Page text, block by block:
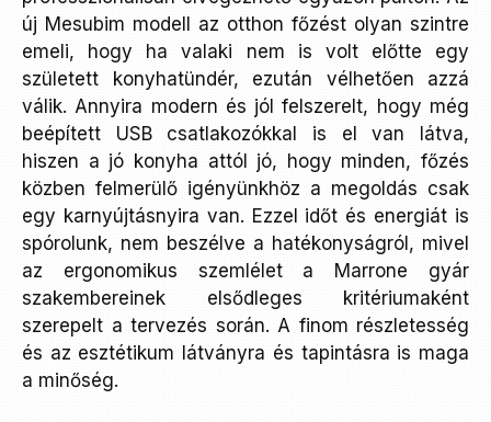
új Mesubim modell az otthon főzést olyan szintre
emeli, hogy ha valaki nem is volt előtte egy
született konyhatündér, ezután vélhetően azzá
válik. Annyira modern és jól felszerelt, hogy még
beépített USB csatlakozókkal is el van látva,
hiszen a jó konyha attól jó, hogy minden, főzés
közben felmerülő igényünkhöz a megoldás csak
egy karnyújtásnyira van. Ezzel időt és energiát is
spórolunk, nem beszélve a hatékonyságról, mivel
az ergonomikus szemlélet a Marrone gyár
szakembereinek elsődleges kritériumaként
szerepelt a tervezés során. A finom részletesség
és az esztétikum látványra és tapintásra is maga
a minőség.